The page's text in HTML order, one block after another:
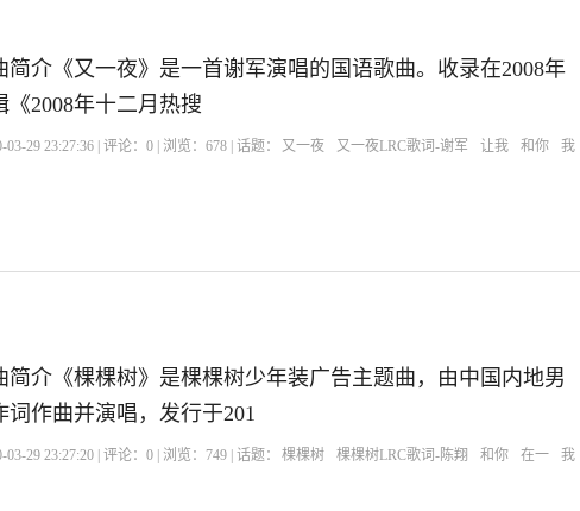
简介《又一夜》是一首谢军演唱的国语歌曲。收录在2008年
《2008年十二月热搜
29 23:27:36 | 评论：0 | 浏览：678 | 话题： 又一夜 又一夜LRC歌词-谢军 让我 和你
我
简介《棵棵树》是棵棵树少年装广告主题曲，由中国内地男
词作曲并演唱，发行于201
29 23:27:20 | 评论：0 | 浏览： 749 | 话题： 棵棵树 棵棵树LRC歌词-陈翔 和你 在一
我